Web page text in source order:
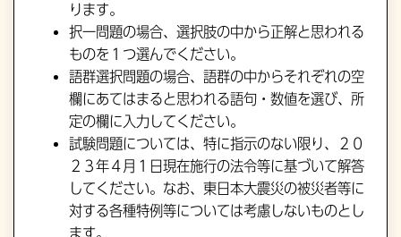
ります。
択一問題の場合、選択肢の中から正解と思われる
ものを１つ選んでください。
語群選択問題の場合、語群の中からそれぞれの空
欄にあてはまると思われる語句・数値を選び、所
定の欄に入力してください。
試験問題については、特に指示のない限り、２０
２３年４月１日現在施行の法令等に基づいて解答
してください。なお、東日本大震災の被災者等に
対する各種特例等については考慮しないものとし
ます。